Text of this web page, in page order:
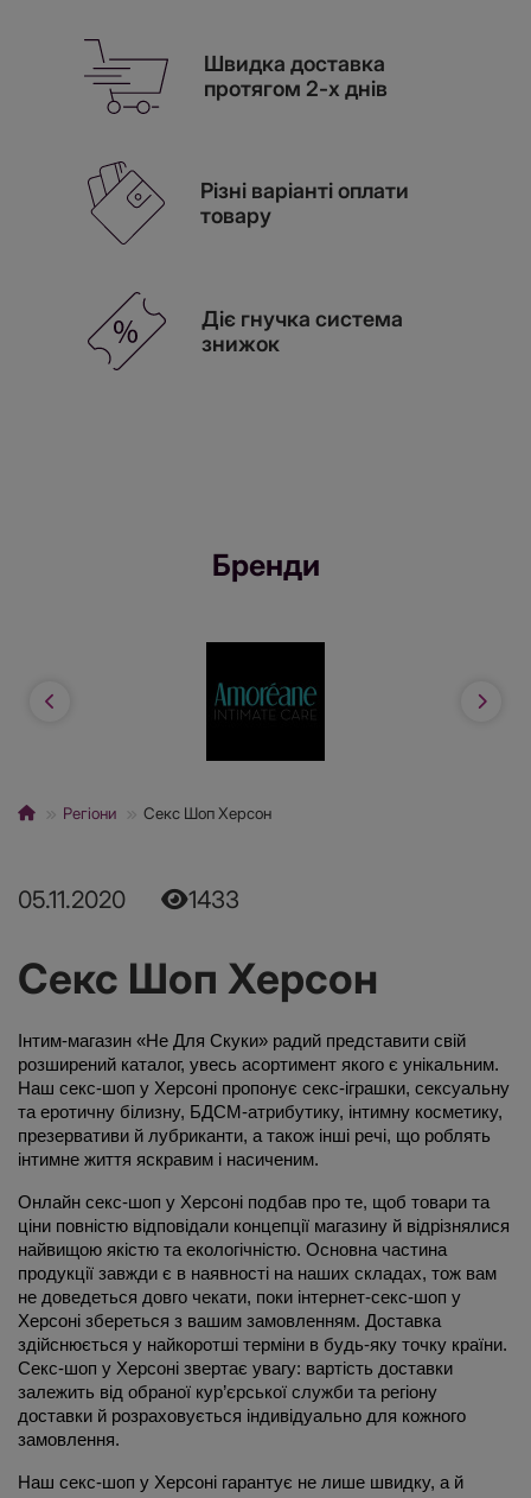
Швидка доставка
протягом 2-х днів
Різні варіанті оплати
товару
Діє гнучка система
знижок
Бренди
Регіони Секс Шоп Херсон
05.11.2020 1433
Секс Шоп Херсон
Інтим-магазин «Не Для Скуки» радий представити свій
розширений каталог, увесь асортимент якого є унікальним.
Наш секс-шоп у Херсоні пропонує секс-іграшки, сексуальну
та еротичну білизну, БДСМ-атрибутику, інтимну косметику,
презервативи й лубриканти, а також інші речі, що роблять
інтимне життя яскравим і насиченим.
Онлайн секс-шоп у Херсоні подбав про те, щоб товари та
ціни повністю відповідали концепції магазину й відрізнялися
найвищою якістю та екологічністю. Основна частина
продукції завжди є в наявності на наших складах, тож вам
не доведеться довго чекати, поки інтернет-секс-шоп у
Херсоні збереться з вашим замовленням. Доставка
здійснюється у найкоротші терміни в будь-яку точку країни.
Секс-шоп у Херсоні звертає увагу: вартість доставки
залежить від обраної кур’єрської служби та регіону
доставки й розраховується індивідуально для кожного
замовлення.
Наш секс-шоп у Херсоні гарантує не лише швидку, а й